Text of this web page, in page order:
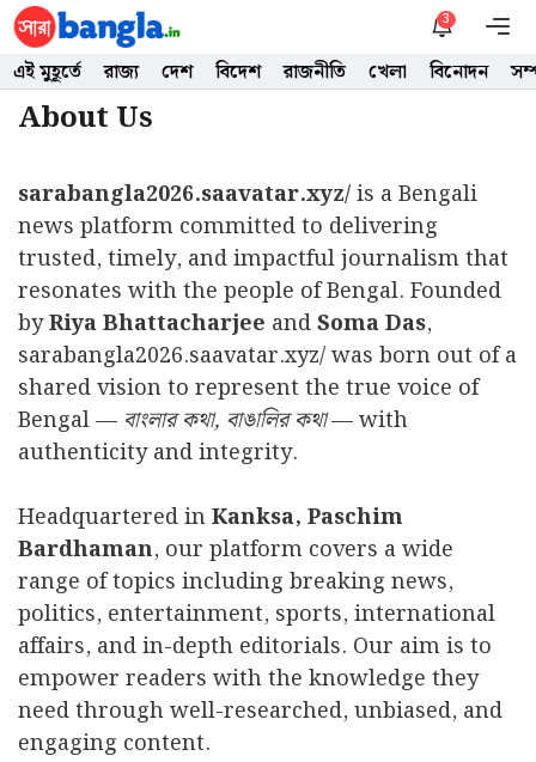
Skip
to
content
3
এই মুহূর্তে রাজ্য দেশ বিদেশ রাজনীতি খেলা বিনোদন
About Us
sarabangla2026.saavatar.xyz/is a Bengali
news platform committed to delivering
trusted, timely, and impactful journalism that
resonates with the people of Bengal. Founded
byRiya Bhattacharjee andSoma Das,
sarabangla2026.saavatar.xyz/ was born out of a
shared vision to represent the true voice of
Bengal — বাংলার কথা, বাঙালির কথা— with
authenticity and integrity.
Headquartered inKanksa, Paschim
Bardhaman, our platform covers a wide
range of topics including breaking news,
politics, entertainment, sports, international
affairs, and in-depth editorials. Our aim is to
empower readers with the knowledge they
need through well-researched, unbiased, and
engaging content.